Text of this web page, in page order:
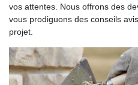
vos attentes. Nous offrons des
vous prodiguons des conseils
projet.